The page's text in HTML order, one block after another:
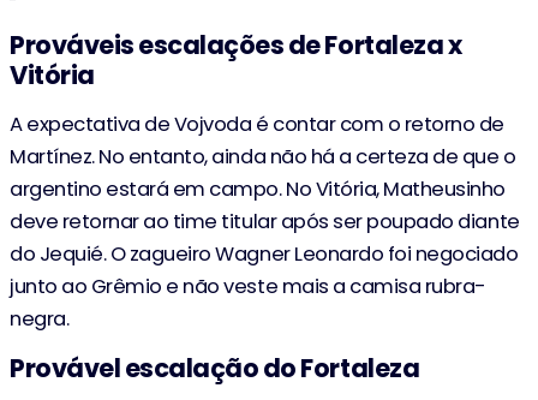
Prováveis escalações de Fortaleza x
Vitória
A expectativa de Vojvoda é contar com o retorno de
Martínez. No entanto, ainda não há a certeza de que o
argentino estará em campo. No Vitória, Matheusinho
deve retornar ao time titular após ser poupado diante
do Jequié. O zagueiro Wagner Leonardo foi negociado
junto ao Grêmio e não veste mais a camisa rubra-
negra.
Provável escalação do Fortaleza